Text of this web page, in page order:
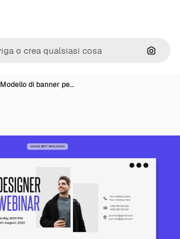
Cerca
Modello di banner pe…